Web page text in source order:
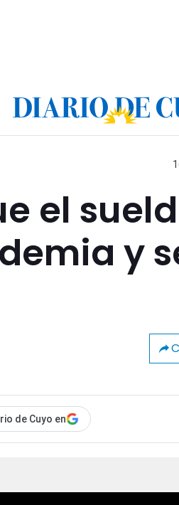
el
y
de Cuyo en